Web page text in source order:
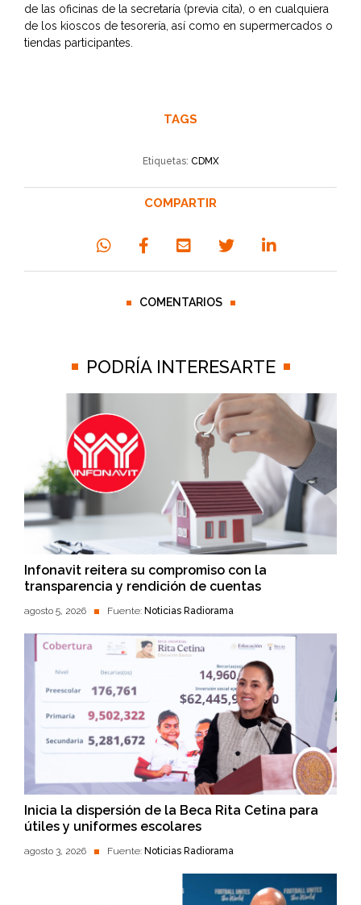
de las oficinas de la secretaría (previa cita), o en cualquiera
de los kioscos de tesorería, así como en supermercados o
tiendas participantes.
TAGS
Etiquetas: CDMX
COMPARTIR
COMENTARIOS
PODRÍA INTERESARTE
Infonavit reitera su compromiso con la
transparencia y rendición de cuentas
agosto 5, 2026 Fuente: Noticias Radiorama
Inicia la dispersión de la Beca Rita Cetina para
útiles y uniformes escolares
agosto 3, 2026 Fuente: Noticias Radiorama